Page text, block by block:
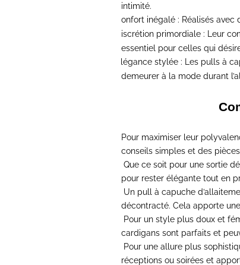
intimité.
Confort inégalé : Réalisés
Discrétion primordiale : Leur
essentiel pour celles qui
Élégance stylée : Les pulls à
demeurer à la mode durant
Pour maximiser leur
conseils simples et des
Que ce soit pour une sortie
pour rester élégante tout en
Un pull à capuche
décontracté. Cela apporte
Pour un style plus doux et
cardigans sont parfaits et
Pour une allure plus
réceptions ou soirées et